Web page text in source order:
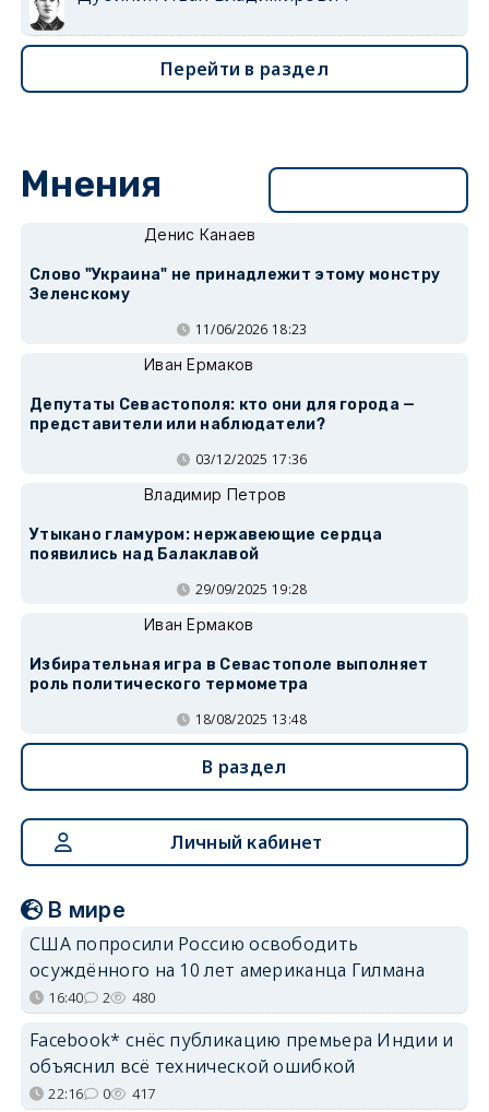
Перейти в раздел
Мнения
Денис Канаев
Слово "Украина" не принадлежит этому монстру
Зеленскому
11/06/2026 18:23
Иван Ермаков
Депутаты Севастополя: кто они для города —
представители или наблюдатели?
03/12/2025 17:36
Владимир Петров
Утыкано гламуром: нержавеющие сердца
появились над Балаклавой
29/09/2025 19:28
Иван Ермаков
Избирательная игра в Севастополе выполняет
роль политического термометра
18/08/2025 13:48
В раздел
Личный кабинет
В мире
США попросили Россию освободить
осуждённого на 10 лет американца Гилмана
16:40 2 480
Facebook* снёс публикацию премьера Индии и
объяснил всё технической ошибкой
22:16 0 417